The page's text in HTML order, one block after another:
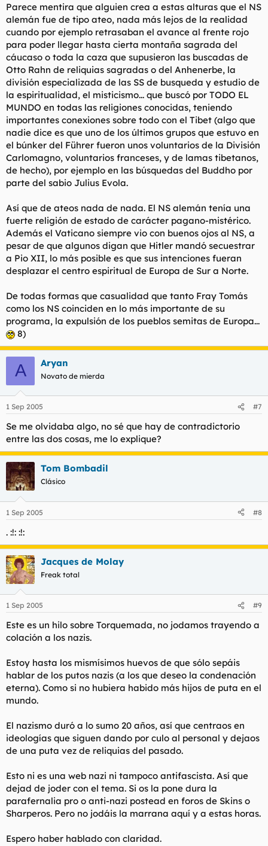
Parece mentira que alguien crea a estas alturas que el NS
alemán fue de tipo ateo, nada más lejos de la realidad
cuando por ejemplo retrasaban el avance al frente rojo
para poder llegar hasta cierta montaña sagrada del
cáucaso o toda la caza que supusieron las buscadas de
Otto Rahn de reliquias sagradas o del Anhenerbe, la
división especializada de las SS de busqueda y estudio de
la espiritualidad, el misticismo... que buscó por TODO EL
MUNDO en todas las religiones conocidas, teniendo
importantes conexiones sobre todo con el Tibet (algo que
nadie dice es que uno de los últimos grupos que estuvo en
el búnker del Führer fueron unos voluntarios de la División
Carlomagno, voluntarios franceses, y de lamas tibetanos,
de hecho), por ejemplo en las búsquedas del Buddho por
parte del sabio Julius Evola.
Así que de ateos nada de nada. El NS alemán tenía una
fuerte religión de estado de carácter pagano-mistérico.
Además el Vaticano siempre vio con buenos ojos al NS, a
pesar de que algunos digan que Hitler mandó secuestrar
a Pio XII, lo más posible es que sus intenciones fueran
desplazar el centro espiritual de Europa de Sur a Norte.
De todas formas que casualidad que tanto Fray Tomás
como los NS coinciden en lo más importante de su
programa, la expulsión de los pueblos semitas de Europa...
8)
A Aryan
Novato de mierda
1 Sep 2005 #7
Se me olvidaba algo, no sé que hay de contradictorio
entre las dos cosas, me lo explique?
Tom Bombadil
Clásico
1 Sep 2005 #8
. :!: :!:
Jacques de Molay
Freak total
1 Sep 2005 #9
Este es un hilo sobre Torquemada, no jodamos trayendo a
colación a los nazis.
Estoy hasta los mismísimos huevos de que sólo sepáis
hablar de los putos nazis (a los que deseo la condenación
eterna). Como si no hubiera habido más hijos de puta en el
mundo.
El nazismo duró a lo sumo 20 años, así que centraos en
ideologías que siguen dando por culo al personal y dejaos
de una puta vez de reliquias del pasado.
Esto ni es una web nazi ni tampoco antifascista. Así que
dejad de joder con el tema. Si os la pone dura la
parafernalia pro o anti-nazi postead en foros de Skins o
Sharperos. Pero no jodáis la marrana aquí y a estas horas.
Espero haber hablado con claridad.